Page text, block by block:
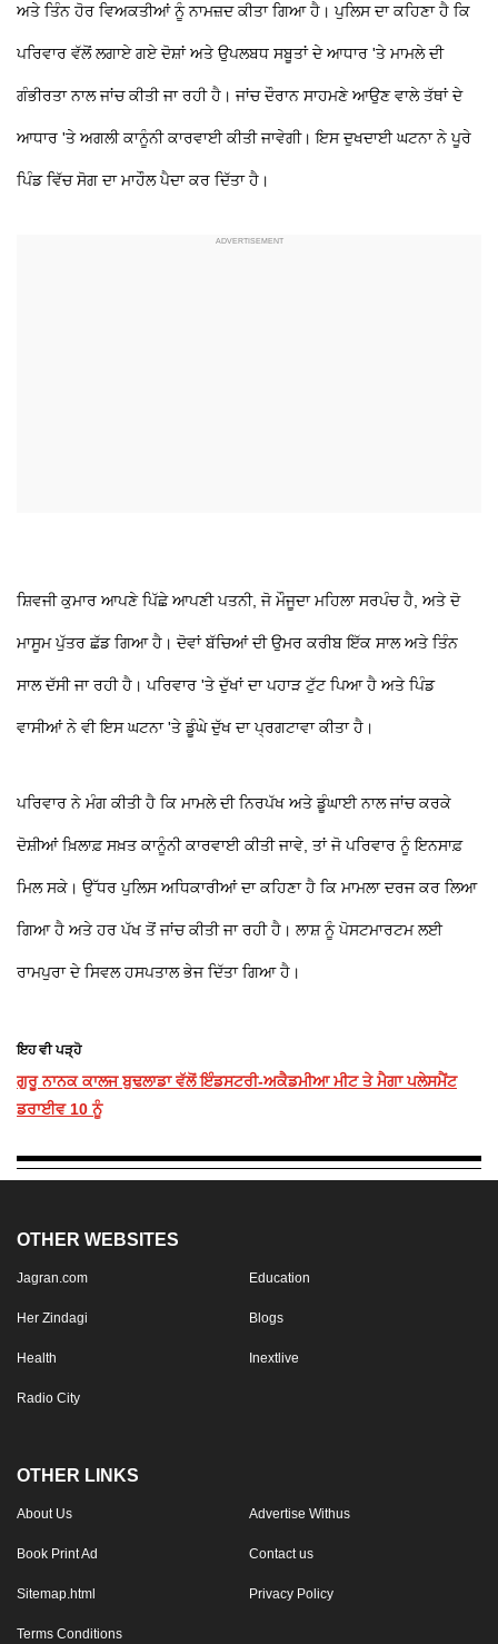
ਅਤੇ ਤਿੰਨ ਹੋਰ ਵਿਅਕਤੀਆਂ ਨੂੰ ਨਾਮਜ਼ਦ ਕੀਤਾ ਗਿਆ ਹੈ। ਪੁਲਿਸ ਦਾ ਕਹਿਣਾ ਹੈ ਕਿ
ਪਰਿਵਾਰ ਵੱਲੋਂ ਲਗਾਏ ਗਏ ਦੋਸ਼ਾਂ ਅਤੇ ਉਪਲਬਧ ਸਬੂਤਾਂ ਦੇ ਆਧਾਰ 'ਤੇ ਮਾਮਲੇ ਦੀ
ਗੰਭੀਰਤਾ ਨਾਲ ਜਾਂਚ ਕੀਤੀ ਜਾ ਰਹੀ ਹੈ। ਜਾਂਚ ਦੌਰਾਨ ਸਾਹਮਣੇ ਆਉਣ ਵਾਲੇ ਤੱਥਾਂ ਦੇ
ਆਧਾਰ 'ਤੇ ਅਗਲੀ ਕਾਨੂੰਨੀ ਕਾਰਵਾਈ ਕੀਤੀ ਜਾਵੇਗੀ। ਇਸ ਦੁਖਦਾਈ ਘਟਨਾ ਨੇ ਪੂਰੇ
ਪਿੰਡ ਵਿੱਚ ਸੋਗ ਦਾ ਮਾਹੌਲ ਪੈਦਾ ਕਰ ਦਿੱਤਾ ਹੈ।
ਸ਼ਿਵਜੀ ਕੁਮਾਰ ਆਪਣੇ ਪਿੱਛੇ ਆਪਣੀ ਪਤਨੀ, ਜੋ ਮੌਜੂਦਾ ਮਹਿਲਾ ਸਰਪੰਚ ਹੈ, ਅਤੇ ਦੋ
ਮਾਸੂਮ ਪੁੱਤਰ ਛੱਡ ਗਿਆ ਹੈ। ਦੋਵਾਂ ਬੱਚਿਆਂ ਦੀ ਉਮਰ ਕਰੀਬ ਇੱਕ ਸਾਲ ਅਤੇ ਤਿੰਨ
ਸਾਲ ਦੱਸੀ ਜਾ ਰਹੀ ਹੈ। ਪਰਿਵਾਰ 'ਤੇ ਦੁੱਖਾਂ ਦਾ ਪਹਾੜ ਟੁੱਟ ਪਿਆ ਹੈ ਅਤੇ ਪਿੰਡ
ਵਾਸੀਆਂ ਨੇ ਵੀ ਇਸ ਘਟਨਾ 'ਤੇ ਡੂੰਘੇ ਦੁੱਖ ਦਾ ਪ੍ਰਗਟਾਵਾ ਕੀਤਾ ਹੈ।
ਪਰਿਵਾਰ ਨੇ ਮੰਗ ਕੀਤੀ ਹੈ ਕਿ ਮਾਮਲੇ ਦੀ ਨਿਰਪੱਖ ਅਤੇ ਡੂੰਘਾਈ ਨਾਲ ਜਾਂਚ ਕਰਕੇ
ਦੋਸ਼ੀਆਂ ਖ਼ਿਲਾਫ਼ ਸਖ਼ਤ ਕਾਨੂੰਨੀ ਕਾਰਵਾਈ ਕੀਤੀ ਜਾਵੇ, ਤਾਂ ਜੋ ਪਰਿਵਾਰ ਨੂੰ ਇਨਸਾਫ਼
ਮਿਲ ਸਕੇ। ਉੱਧਰ ਪੁਲਿਸ ਅਧਿਕਾਰੀਆਂ ਦਾ ਕਹਿਣਾ ਹੈ ਕਿ ਮਾਮਲਾ ਦਰਜ ਕਰ ਲਿਆ
ਗਿਆ ਹੈ ਅਤੇ ਹਰ ਪੱਖ ਤੋਂ ਜਾਂਚ ਕੀਤੀ ਜਾ ਰਹੀ ਹੈ। ਲਾਸ਼ ਨੂੰ ਪੋਸਟਮਾਰਟਮ ਲਈ
ਰਾਮਪੁਰਾ ਦੇ ਸਿਵਲ ਹਸਪਤਾਲ ਭੇਜ ਦਿੱਤਾ ਗਿਆ ਹੈ।
ਇਹ ਵੀ ਪੜ੍ਹੋ
ਗੁਰੂ ਨਾਨਕ ਕਾਲਜ ਬੁਢਲਾਡਾ ਵੱਲੋਂ ਇੰਡਸਟਰੀ-ਅਕੈਡਮੀਆ ਮੀਟ ਤੇ ਮੈਗਾ ਪਲੇਸਮੈਂਟ
ਡਰਾਈਵ 10 ਨੂੰ
OTHER WEBSITES
Jagran.com Education
Her Zindagi Blogs
Health Inextlive
Radio City
OTHER LINKS
About Us Advertise Withus
Book Print Ad Contact us
Sitemap.html Privacy Policy
Terms Conditions